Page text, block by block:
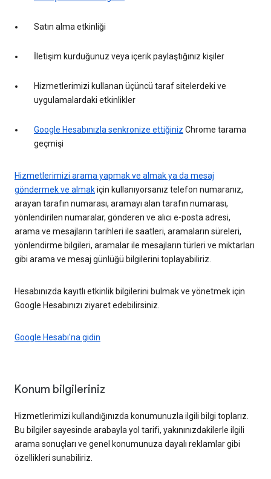
Satın alma etkinliği
İletişim kurduğunuz veya içerik paylaştığınız kişiler
Hizmetlerimizi kullanan üçüncü taraf sitelerdeki ve
uygulamalardaki etkinlikler
Google Hesabınızla senkronize ettiğiniz Chrome tarama
geçmişi
Hizmetlerimizi arama yapmak ve almak ya da mesaj
göndermek ve almakiçin kullanıyorsanız telefon numaranız,
arayan tarafın numarası, aramayı alan tarafın numarası,
yönlendirilen numaralar, gönderen ve alıcı e-posta adresi,
arama ve mesajların tarihleri ile saatleri, aramaların süreleri,
yönlendirme bilgileri, aramalar ile mesajların türleri ve miktarları
gibi arama ve mesaj günlüğü bilgilerini toplayabiliriz.
Hesabınızda kayıtlı etkinlik bilgilerini bulmak ve yönetmek için
Google Hesabınızı ziyaret edebilirsiniz.
Google Hesabı'na gidin
Konum bilgileriniz
Hizmetlerimizi kullandığınızda konumunuzla ilgili bilgi toplarız.
Bu bilgiler sayesinde arabayla yol tarifi, yakınınızdakilerle ilgili
arama sonuçları ve genel konumunuza dayalı reklamlar gibi
özellikleri sunabiliriz.